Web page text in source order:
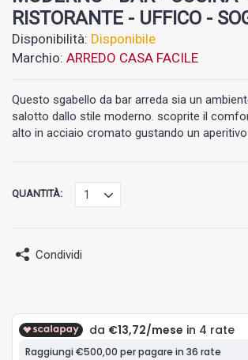
RISTORANTE - UFFICO -
Disponibilità: Disponibile
Marchio: ARREDO CASA FACILE
Questo sgabello da bar arreda sia un
salotto dallo stile moderno. scoprite il
alto in acciaio cromato gustando un
QUANTITÀ:
Condividi